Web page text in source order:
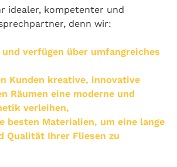
idealer, kompetenter und
denn wir:
verfügen über umfangreiches
Kunden kreative, innovative
Räumen eine moderne und
verleihen,
besten Materialien, um eine lange
Qualität Ihrer Fliesen zu